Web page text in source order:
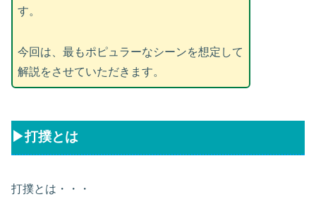
す。
今回は、最もポピュラーなシーンを想定して
解説をさせていただきます。
▶︎打撲とは
打撲とは・・・